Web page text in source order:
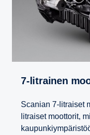
7-​litrainen
Scanian 7-litraiset
litraiset moottorit,